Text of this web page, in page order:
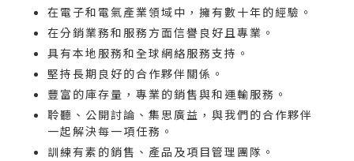
在電子和電氣產業領域中，擁有數十年的經驗。
在分銷業務和服務方面信譽良好且專業。
具有本地服務和全球網絡服務支持。
堅持長期良好的合作夥伴關係。
豐富的庫存量，專業的銷售與和運輸服務。
聆聽、公開討論、集思廣益，與我們的合作夥伴
一起解決每一項任務。
訓練有素的銷售、產品及項目管理團隊。